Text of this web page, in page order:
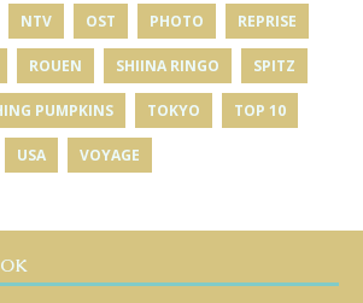
NTV OST PHOTO REPRISE
ROUEN SHIINA RINGO SPITZ
PUMPKINS TOKYO TOP 10
USA VOYAGE